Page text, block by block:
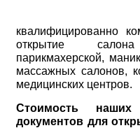
квалифицированно
открытие
парикмахерской,
массажных салонов,
медицинских центров.
Стоимость
документов для